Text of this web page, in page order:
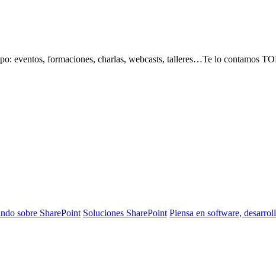
eventos, formaciones, charlas, webcasts, talleres…Te lo contamos
sobre SharePoint Soluciones SharePoint Piensa en software,